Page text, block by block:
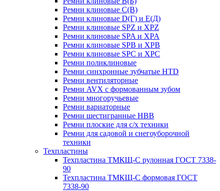
Ремни клиновые С(В)
Ремни клиновые D(Г) и Е(Д)
Ремни клиновые SPZ и XPZ
Ремни клиновые SPA и XPA
Ремни клиновые SPB и XPB
Ремни клиновые SPC и XPC
Ремни поликлиновые
Ремни синхронные зубчатые HTD
Ремни вентиляторные
Ремни AVX с формованным зубом
Ремни многоручьевые
Ремни вариаторные
Ремни шестигранные HBB
Ремни плоские для с/х техники
Ремни для садовой и снегоуборочной
техники
Техпластины
Техпластина ТМКЩ-С рулонная ГОСТ 7338-
90
Техпластина ТМКЩ-С формовая ГОСТ
7338-90